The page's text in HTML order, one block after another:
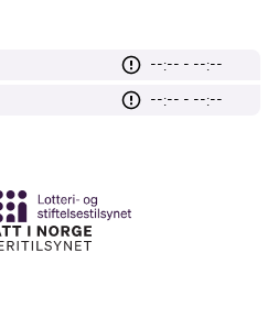
--:-- - --:--
--:-- - --:--